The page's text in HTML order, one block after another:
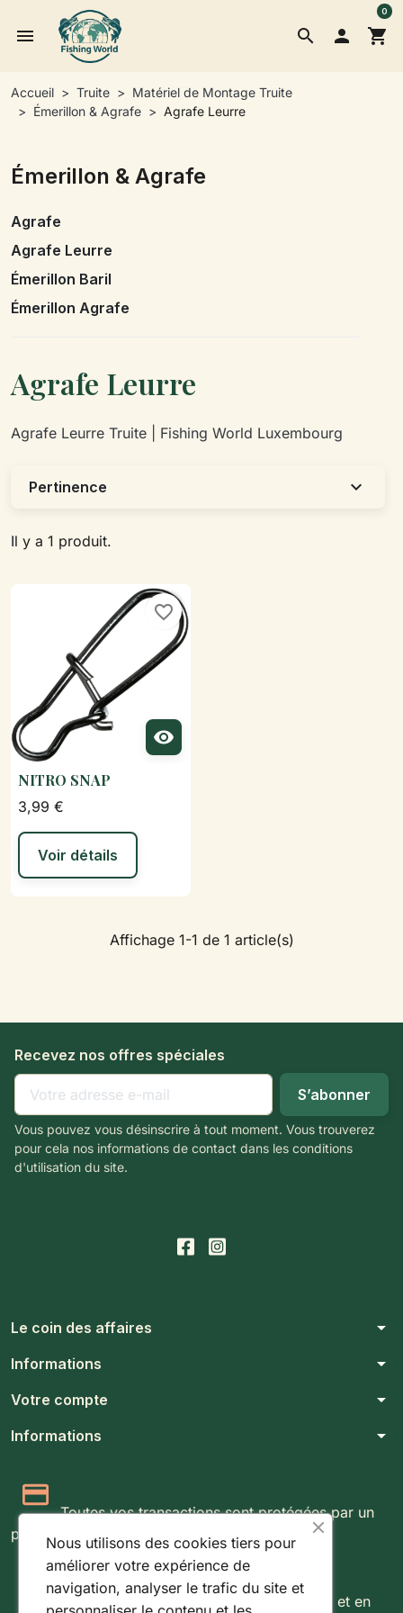
search
menu  shopping_cart
0
Accueil Truite
Matériel de Montage Truite
Émerillon & Agrafe
Agrafe Leurre
Émerillon & Agrafe
Agrafe
Agrafe Leurre
Émerillon Baril
Émerillon Agrafe
Agrafe Leurre
Agrafe Leurre Truite | Fishing World Luxembourg
Il y a 1 produit.
Pertinence expand_more

favorite_border
NITRO SNAP
3,99 €
Voir détails
Affichage 1-1 de 1 article(s)
Recevez nos offres spéciales
Vous pouvez vous désinscrire à tout moment. Vous trouverez
pour cela nos informations de contact dans les conditions
d'utilisation du site.
Le coin des affaires arrow_drop_down
Informations arrow_drop_down
Votre compte arrow_drop_down
Informations arrow_drop_down
Toutes vos transactions sont protégées par un
protocole SSL 256 bits.
Expédition rapide & suivie
Livraison rapide partout au Luxembourg et en
Nous utilisons des cookies tiers pour
améliorer votre expérience de
navigation, analyser le trafic du site et